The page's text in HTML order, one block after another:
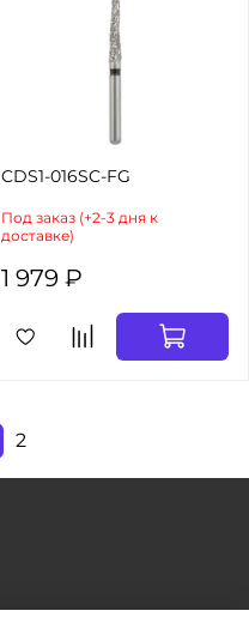
CDS1-016SC-FG
Под заказ (+2-3 дня к
доставке)
1 979 ₽
2